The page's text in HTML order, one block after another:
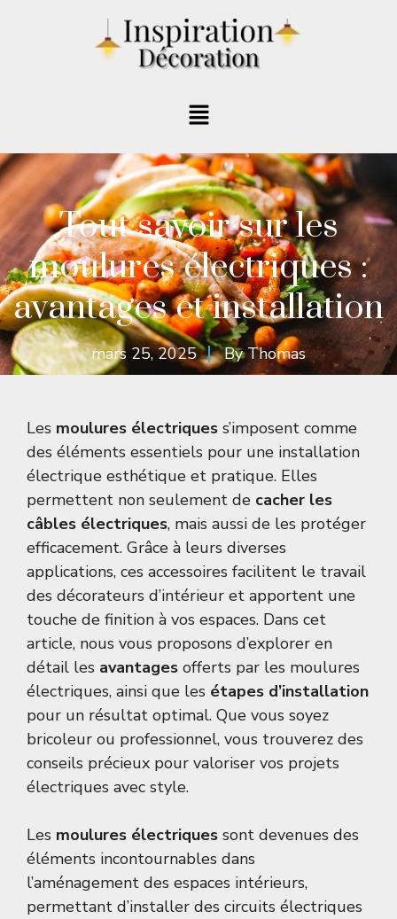
Tout savoir sur les
moulures électriques :
avantages et installation
mars 25, 2025 ByThomas
Les moulures électriques s’imposent comme
des éléments essentiels pour une installation
électrique esthétique et pratique. Elles
permettent non seulement de cacher les
câbles électriques, mais aussi de les protéger
efficacement. Grâce à leurs diverses
applications, ces accessoires facilitent le travail
des décorateurs d’intérieur et apportent une
touche de finition à vos espaces. Dans cet
article, nous vous proposons d’explorer en
détail les avantages offerts par les moulures
électriques, ainsi que les étapes d’installation
pour un résultat optimal. Que vous soyez
bricoleur ou professionnel, vous trouverez des
conseils précieux pour valoriser vos projets
électriques avec style.
Les moulures électriques sont devenues des
éléments incontournables dans
l’aménagement des espaces intérieurs,
permettant d’installer des circuits électriques